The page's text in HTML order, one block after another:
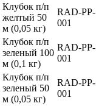
Клубок п/п
желтый 50
м (0,05 кг)
RAD-PP-
001
Клубок п/п
зеленый 100
м (0,1 кг)
RAD-PP-
001
Клубок п/п
зеленый 50
м (0,05 кг)
RAD-PP-
001